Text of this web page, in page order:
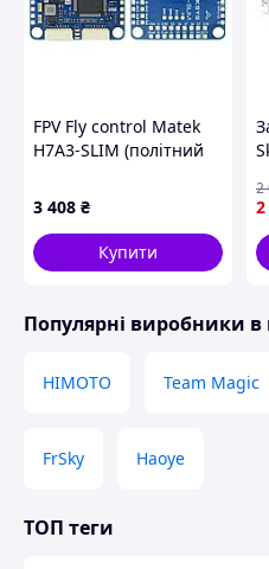
FPV Fly control Matek
H7A3-SLIM (політний
3 408 ₴
Купити
2
2
Популярні виробники в
HIMOTO Team Magic
FrSky Haoye
ТОП теги